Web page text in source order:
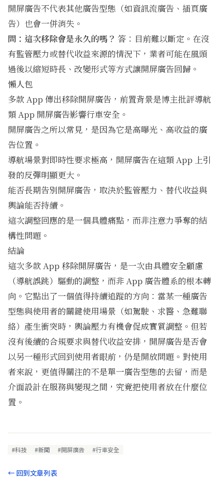
開屏廣告不代表其他廣告型態（如資訊流廣告、插頁廣
告）也會一併消失。
問：這次移除會是永久的嗎？ 答：目前難以斷定。在沒
有監管壓力或替代收益來源的情況下，業者可能在風頭
過後以縮短時長、改變形式等方式讓開屏廣告回歸。
懶人包
多款 App 傳出移除開屏廣告，前置背景是博主批評導航
類 App 開屏廣告影響行車安全。
開屏廣告之所以常見，是因為它是高曝光、高收益的廣
告位置。
導航場景對即時性要求極高，開屏廣告在這類 App 上引
發的反彈明顯更大。
能否長期告別開屏廣告，取決於監管壓力、替代收益與
輿論能否持續。
這次調整回應的是一個具體痛點，而非注意力爭奪的結
構性問題。
結論
這次多款 App 移除開屏廣告，是一次由具體安全顧慮
（導航誤跳）驅動的調整，而非 App 廣告體系的根本轉
向。它點出了一個值得持續追蹤的方向：當某一種廣告
型態與使用者的關鍵使用場景（如駕駛、求醫、急難聯
絡）產生衝突時，輿論壓力有機會促成實質調整。但若
沒有後續的合規要求與替代收益安排，開屏廣告是否會
以另一種形式回到使用者眼前，仍是開放問題。對使用
者來說，更值得關注的不是單一廣告型態的去留，而是
介面設計在服務與變現之間，究竟把使用者放在什麼位
置。
#科技 #新聞 #開屏廣告 #行車安全
← 回到文章列表